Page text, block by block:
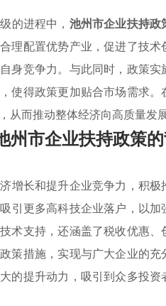
的进程中， 池州市企业扶持政
理配置优势产业，促进了技
身竞争力。与此同时，政策
使得政策更加贴合市场需求
从而推动整体经济向高质量发
州市企业扶持政策
增长和提升企业竞争力，积极
吸引更多高科技企业落户，以
术支持，还涵盖了税收优惠
策措施，实现与广大企业的
的提升动力，吸引到众多投